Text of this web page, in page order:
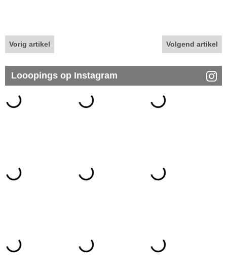
Vorig artikel Volgend artikel
Looopings op Instagram